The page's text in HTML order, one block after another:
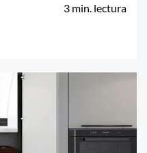
3 min. lectura